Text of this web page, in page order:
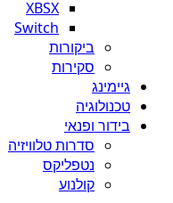
XBSX
Switch
ביקורות
סקירות
גיימינג
טכנולוגיה
בידור ופנאי
סדרות טלוויזיה
נטפליקס
קולנוע